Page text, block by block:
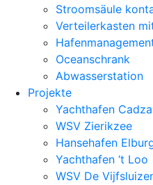
Stroomsäule
Verteilerkasten
Oceanschrank
Abwasserstation
Projekte
Yachthafen
WSV Zierikzee
Hansehafen
Yachthafen ‘t Loo
WSV De